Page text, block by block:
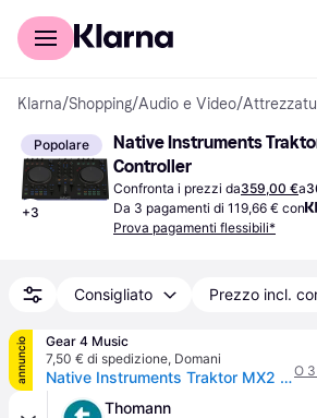
Per il tuo shopping
Klarna/Shopping/Audio e Video/
Popolare
+3
Native Instruments
Controller
Confronta i prezzi da359,00 €a
Da 3 pagamenti di 119,66 € con
Prova pagamenti flessibili*
Consigliato Prezzo incl.
annuncio
Gear 4 Music
7,50 € di spedizione, Domani
Native Instruments Traktor MX2 DJ ControllerO
Thomann